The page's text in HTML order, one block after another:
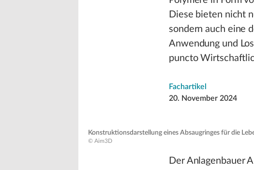
Diese bieten nicht
sondern auch eine
Anwendung und
puncto
Fachartikel
20. November 2024
Konstruktionsdarstellung eines Absaugringes für die
© Aim3D
Der Anlagenbauer